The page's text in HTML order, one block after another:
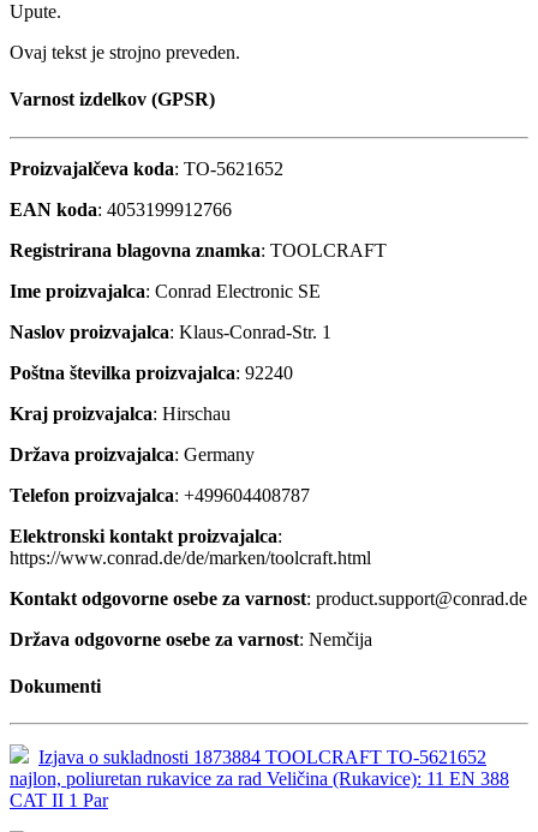
Upute.
Ovaj tekst je strojno preveden.
Varnost izdelkov (GPSR)
Proizvajalčeva koda: TO-5621652
EAN koda: 4053199912766
Registrirana blagovna znamka: TOOLCRAFT
Ime proizvajalca: Conrad Electronic SE
Naslov proizvajalca: Klaus-Conrad-Str. 1
Poštna številka proizvajalca: 92240
Kraj proizvajalca: Hirschau
Država proizvajalca: Germany
Telefon proizvajalca: +499604408787
Elektronski kontakt proizvajalca:
https://www.conrad.de/de/marken/toolcraft.html
Kontakt odgovorne osebe za varnost: product.support@conrad.de
Država odgovorne osebe za varnost: Nemčija
Dokumenti
Izjava o sukladnosti 1873884 TOOLCRAFT TO-5621652
najlon, poliuretan rukavice za rad Veličina (Rukavice): 11 EN 388
CAT II 1 Par